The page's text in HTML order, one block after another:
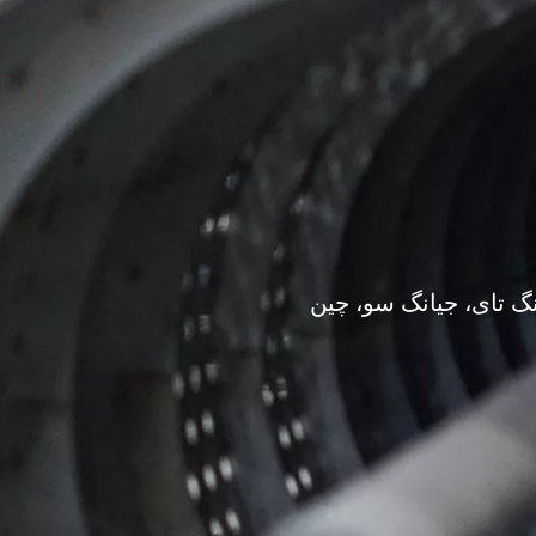
تای، جیانگ سو، چین